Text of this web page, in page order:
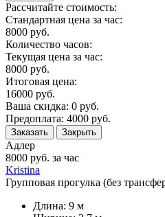
Рассчитайте стоимость:
Стандартная цена за час:
8000 руб.
Количество часов:
Текущая цена за час:
8000 руб.
Итоговая цена:
16000 руб.
Ваша скидка: 0 руб.
Предоплата: 4000 руб.
Заказать Закрыть
Адлер
8000 руб. за час
Kristina
Групповая прогулка (без
Длина: 9 м